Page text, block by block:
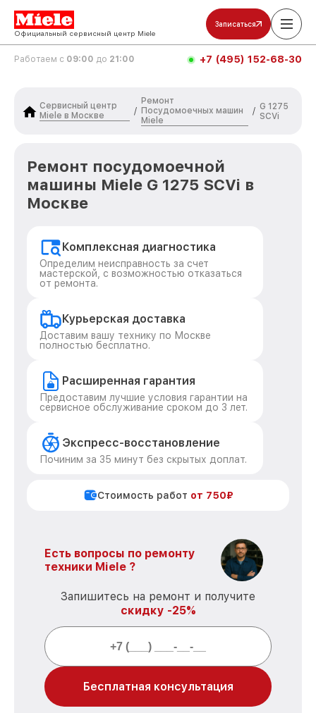
Официальный сервисный центр Miele
Записаться
Работаем с 09:00 до 21:00 +7 (495) 152-68-30
Сервисный центр
Miele в Москве
/
Ремонт
Посудомоечных машин
Miele
/ G 1275
SCVi
Ремонт посудомоечной
машины Miele G 1275 SCVi в
Москве
Комплексная диагностика
Определим неисправность за счет
мастерской, с возможностью отказаться
от ремонта.
Курьерская доставка
Доставим вашу технику по Москве
полностью бесплатно.
Расширенная гарантия
Предоставим лучшие условия гарантии на
сервисное обслуживание сроком до 3 лет.
Экспресс-восстановление
Починим за 35 минут без скрытых доплат.
Стоимость работ от 750₽
Есть вопросы по ремонту
техники Miele ?
Запишитесь на ремонт и получите
скидку -25%
Бесплатная консультация